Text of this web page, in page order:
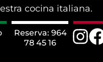
cocina italiana.
Reserva: 964
78 45 16